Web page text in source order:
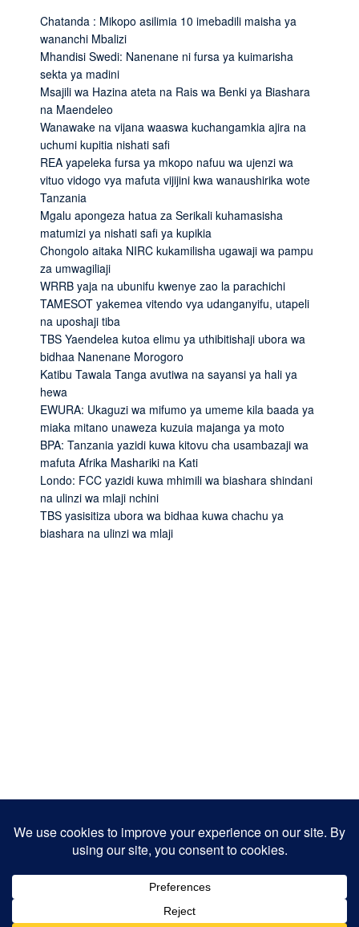
Chatanda : Mikopo asilimia 10 imebadili maisha ya
wananchi Mbalizi
Mhandisi Swedi: Nanenane ni fursa ya kuimarisha
sekta ya madini
Msajili wa Hazina ateta na Rais wa Benki ya Biashara
na Maendeleo
Wanawake na vijana waaswa kuchangamkia ajira na
uchumi kupitia nishati safi
REA yapeleka fursa ya mkopo nafuu wa ujenzi wa
vituo vidogo vya mafuta vijijini kwa wanaushirika wote
Tanzania
Mgalu apongeza hatua za Serikali kuhamasisha
matumizi ya nishati safi ya kupikia
Chongolo aitaka NIRC kukamilisha ugawaji wa pampu
za umwagiliaji
WRRB yaja na ubunifu kwenye zao la parachichi
TAMESOT yakemea vitendo vya udanganyifu, utapeli
na uposhaji tiba
TBS Yaendelea kutoa elimu ya uthibitishaji ubora wa
bidhaa Nanenane Morogoro
Katibu Tawala Tanga avutiwa na sayansi ya hali ya
hewa
EWURA: Ukaguzi wa mifumo ya umeme kila baada ya
miaka mitano unaweza kuzuia majanga ya moto
BPA: Tanzania yazidi kuwa kitovu cha usambazaji wa
mafuta Afrika Mashariki na Kati
Londo: FCC yazidi kuwa mhimili wa biashara shindani
na ulinzi wa mlaji nchini
TBS yasisitiza ubora wa bidhaa kuwa chachu ya
biashara na ulinzi wa mlaji